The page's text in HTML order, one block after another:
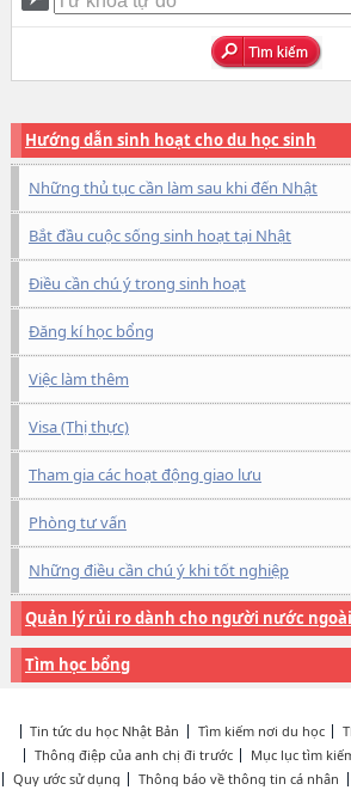
Hướng dẫn sinh hoạt cho du học sinh
Những thủ tục cần làm sau khi đến Nhật
Bắt đầu cuộc sống sinh hoạt tại Nhật
Điều cần chú ý trong sinh hoạt
Đăng kí học bổng
Việc làm thêm
Visa (Thị thực)
Tham gia các hoạt động giao lưu
Phòng tư vấn
Những điều cần chú ý khi tốt nghiệp
Quản lý rủi ro dành cho người nước ngoài
Tìm học bổng
Tin tức du học Nhật Bản Tìm kiếm nơi du học
Thông điệp của anh chị đi trước
Mục lục tìm
Quy ước sử dụng
Thông báo về thông tin cá nhân